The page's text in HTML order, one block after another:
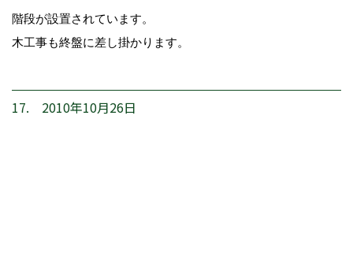
階段が設置されています。
木工事も終盤に差し掛かります。
17. 2010年10月26日